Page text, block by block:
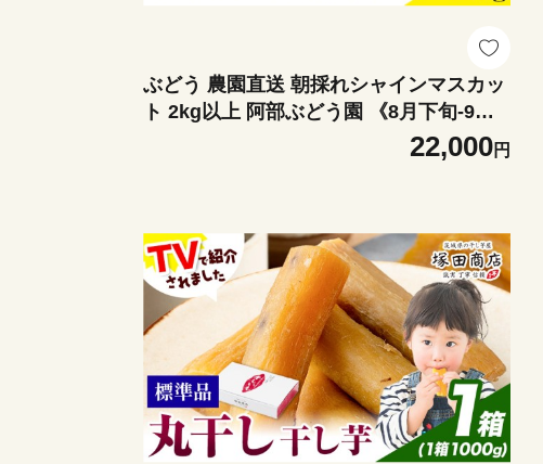
ぶどう 農園直送 朝採れシャインマスカッ
ト 2kg以上 阿部ぶどう園 《8月下旬-9月
下旬頃出荷》茨城県産 結城市産 果物 ぶど
う フルーツ 産地直送【配送不可地域あ
22,000円